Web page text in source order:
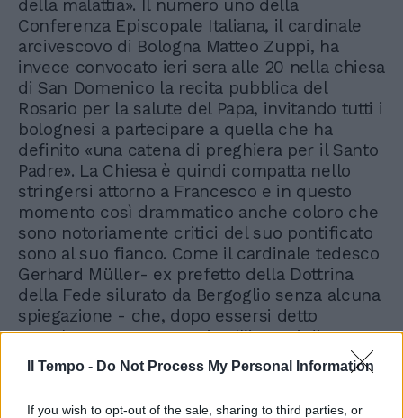
Il Tempo - Do Not Process My Personal Information
If you wish to opt-out of the sale, sharing to third parties, or
della malattia». Il numero uno della
Conferenza Episcopale Italiana, il cardinale
arcivescovo di Bologna Matteo Zuppi, ha
invece convocato ieri sera alle 20 nella chiesa
di San Domenico la recita pubblica del
Rosario per la salute del Papa, invitando tutti i
bolognesi a partecipare a quella che ha
definito «una catena di preghiera per il Santo
Padre». La Chiesa è quindi compatta nello
stringersi attorno a Francesco e in questo
momento così drammatico anche coloro che
sono notoriamente critici del suo pontificato
sono al suo fianco. Come il cardinale tedesco
Gerhard Müller- ex prefetto della Dottrina
della Fede silurato da Bergoglio senza alcuna
spiegazione - che, dopo essersi detto
«assolutamente contrario all’ipotesi di
dimissioni di Papa Francesco», ha ribadito la
necessità che la Chiesa «in questo momento